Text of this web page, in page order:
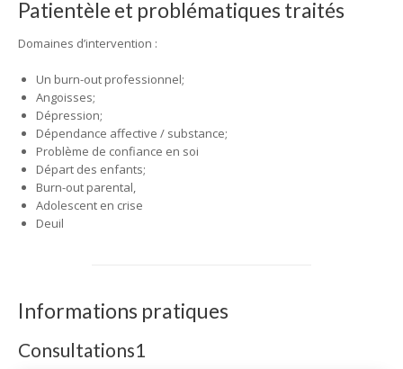
Patientèle et problématiques traités
Domaines d’intervention :
Un burn-out professionnel;
Angoisses;
Dépression;
Dépendance affective / substance;
Problème de confiance en soi
Départ des enfants;
Burn-out parental,
Adolescent en crise
Deuil
Informations pratiques
Consultations1